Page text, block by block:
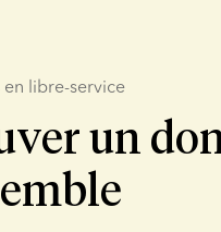
libre-service
un